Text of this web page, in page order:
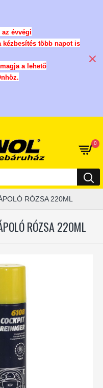
évvégi
kézbesítés több napot is
a lehető
0
RÓZSA 220ML
RÓZSA 220ML